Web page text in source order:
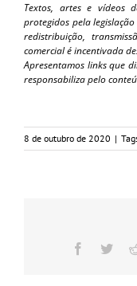
Textos, artes e vídeos
protegidos pela
redistribuição,
comercial é incentivada
Apresentamos links que
responsabiliza pelo
8 de outubro de 2020 |
Facebook